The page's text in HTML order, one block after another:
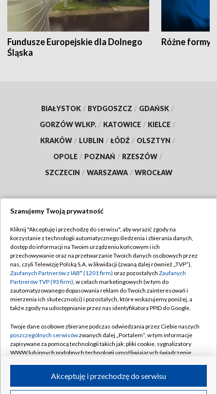
Fundusze Europejskie dla Dolnego
Śląska
Różne formy
BIAŁYSTOK / BYDGOSZCZ / GDAŃSK /
GORZÓW WLKP. / KATOWICE / KIELCE /
KRAKÓW / LUBLIN / ŁÓDŹ / OLSZTYN /
OPOLE / POZNAŃ / RZESZÓW /
SZCZECIN / WARSZAWA / WROCŁAW
TVP
Abonament TVP
Emisja w TVP
Centrum informacji TVP
Naziemna Telewizja Cyfrowa
Rada Programowa
System NOS
Informacje o nadawcy
Program dla prasy
Regulamin TVP
Polityka prywatności
Moje zgody
Pomoc
Kontakt
Kanały
©2026 Telewizja Polska S.A. w likwidacji
Szanujemy Twoją prywatność
Kliknij "Akceptuję i przechodzę do serwisu", aby wyrazić zgody na
korzystanie z technologii automatycznego śledzenia i zbierania danych,
dostęp do informacji na Twoim urządzeniu końcowym i ich
przechowywanie oraz na przetwarzanie Twoich danych osobowych przez
nas, czyli Telewizję Polską S.A. w likwidacji (zwaną dalej również „TVP”),
Zaufanych Partnerów z IAB* (1201 firm) oraz pozostałych Zaufanych
Partnerów TVP (93 firm), w celach marketingowych (w tym do
zautomatyzowanego dopasowania reklam do Twoich zainteresowań i
mierzenia ich skuteczności) i pozostałych, które wskazujemy poniżej, a
także zgody na udostępnianie przez nas identyfikatora PPID do Google.
Twoje dane osobowe zbierane podczas odwiedzania przez Ciebie naszych
poszczególnych serwisówzwanych dalej „Portalem”, w tym informacje
zapisywane za pomocą technologii takich jak: pliki cookie, sygnalizatory
WWW lub innych podobnych technologii umożliwiających świadczenie
ruchu w Internecie.Akceptuję i przechodzę do serwisu